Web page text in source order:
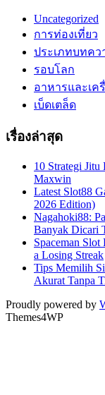
Uncategorized
การท่องเที่ยว
ประเภทบทคว
รอบโลก
อาหารและเค
เบ็ดเตล็ด
เรื่องล่าสุด
10 Strategi
Maxwin
Latest Slot88
2026 Edition)
Nagahoki88:
Banyak Dicari
Spaceman
a Losing Streak
Tips Memilih
Akurat Tanpa
Proudly powered by
Themes4WP